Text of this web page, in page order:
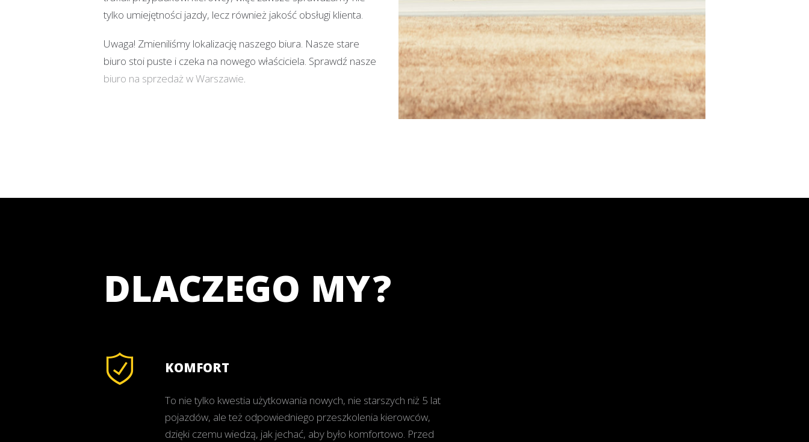
tylko umiejętności jazdy, lecz również jakość obsługi klienta.
Uwaga! Zmieniliśmy lokalizację naszego biura. Nasze stare
biuro stoi puste i czeka na nowego właściciela. Sprawdź nasze
biuro na sprzedaż w Warszawie.
DLACZEGO MY?
KOMFORT
To nie tylko kwestia użytkowania nowych, nie starszych niż 5 lat
pojazdów, ale też odpowiedniego przeszkolenia kierowców,
dzięki czemu wiedzą, jak jechać, aby było komfortowo. Przed